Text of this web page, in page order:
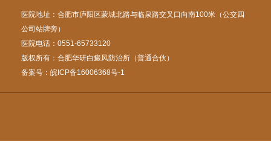
医院地址：合肥市庐阳区蒙城北路与临泉路交叉口向南100米（公交四
公司站牌旁）
医院电话：0551-65733120
版权所有：合肥华研白癜风防治所（普通合伙）
备案号： 皖ICP备16006368号-1